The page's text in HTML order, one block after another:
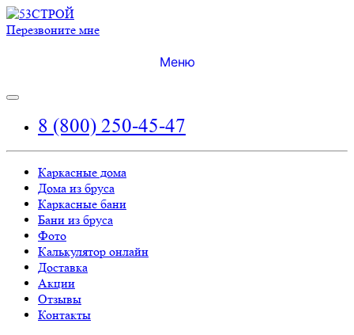
Перезвоните мне
Меню
8 (800) 250-45-47
Каркасные дома
Дома из бруса
Каркасные бани
Бани из бруса
Фото
Калькулятор онлайн
Доставка
Акции
Отзывы
Контакты